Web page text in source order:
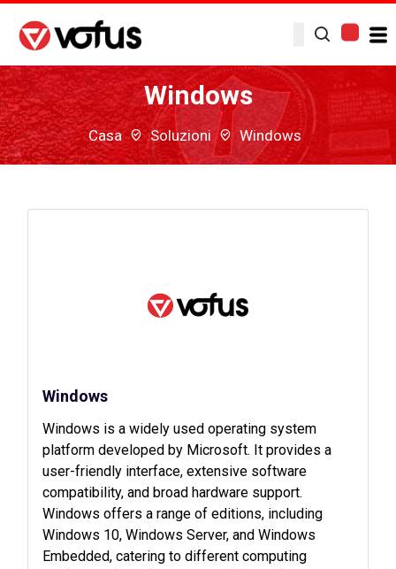
Windows
Casa Soluzioni Windows
Windows
Windows is a widely used operating system
platform developed by Microsoft. It provides a
user-friendly interface, extensive software
compatibility, and broad hardware support.
Windows offers a range of editions, including
Windows 10, Windows Server, and Windows
Embedded, catering to different computing